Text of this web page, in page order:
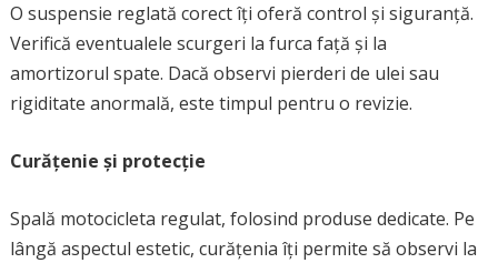
O suspensie reglată corect îți oferă control și siguranță.
Verifică eventualele scurgeri la furca față și la
amortizorul spate. Dacă observi pierderi de ulei sau
rigiditate anormală, este timpul pentru o revizie.
Curățenie și protecție
Spală motocicleta regulat, folosind produse dedicate. Pe
lângă aspectul estetic, curățenia îți permite să observi la